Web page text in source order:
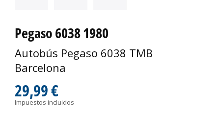
Pegaso 6038 1980
Autobús Pegaso 6038 TMB
Barcelona
29,99 €
Impuestos incluidos